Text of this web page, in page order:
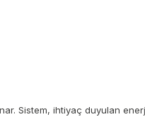
Sistem, ihtiyaç duyulan